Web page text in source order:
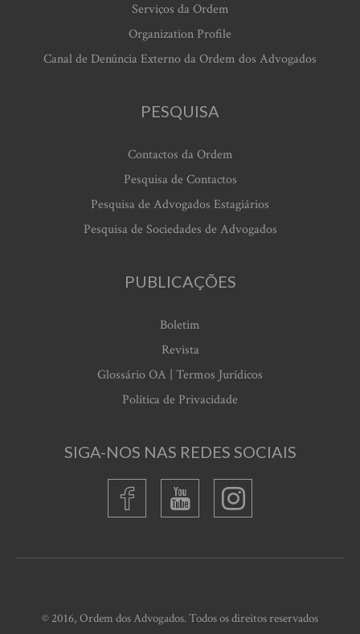
Serviços da Ordem
Organization Profile
Canal de Denúncia Externo da Ordem dos Advogados
PESQUISA
Contactos da Ordem
Pesquisa de Contactos
Pesquisa de Advogados Estagiários
Pesquisa de Sociedades de Advogados
PUBLICAÇÕES
Boletim
Revista
Glossário OA | Termos Jurídicos
Política de Privacidade
SIGA-NOS NAS REDES SOCIAIS
© 2016, Ordem dos Advogados. Todos os direitos reservados